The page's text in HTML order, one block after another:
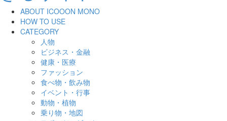
ABOUT ICOOON MONO
HOW TO USE
CATEGORY
人物
ビジネス・金融
健康・医療
ファッション
食べ物・飲み物
イベント・行事
動物・植物
乗り物・地図